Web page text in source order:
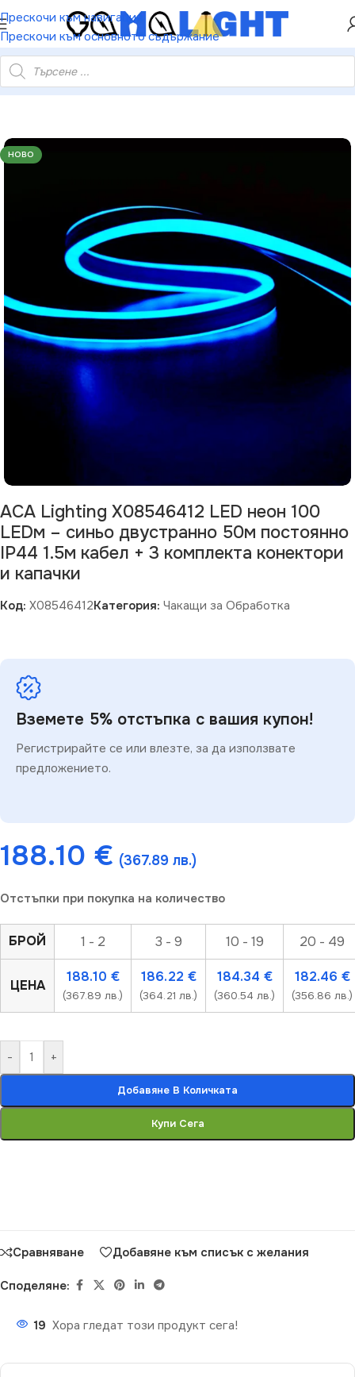
Прескочи към навигация
Прескочи към основното съдържание
НАМАЛЕНИЕ ОТ 5%
IP44 1.5м кабел + 3 комплекта конектори и капачки
НОВО
ACA Lighting X08546412 LED неон 100
LEDм – синьо двустранно 50м постоянно
IP44 1.5м кабел + 3 комплекта конектори
и капачки
Код: X08546412Категория: Чакащи за Обработка
Вземете 5% отстъпка с вашия купон!
Регистрирайте се или влезте, за да използвате
предложението.
188.10 € (367.89 лв.)
Отстъпки при покупка на количество
БРОЙ 1 - 2 3 - 9 10 - 19 20 - 49
ЦЕНА
188.10 €
(367.89 лв.)
186.22 €
(364.21 лв.)
184.34 €
(360.54 лв.)
182.46 €
(356.86 лв.)
- +
Добавяне В Количката
Купи Сега
Сравняване Добавяне към списък с желания
Споделяне:
19 Хора гледат този продукт сега!